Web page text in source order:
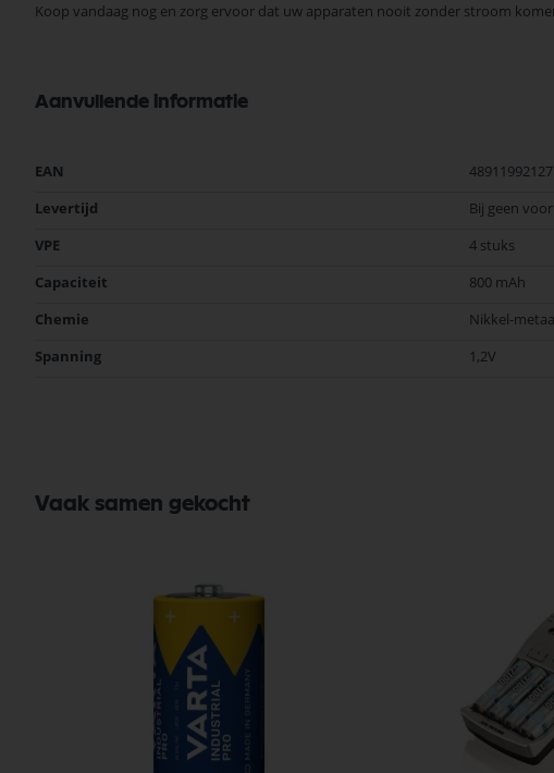
Koop vandaag nog en zorg ervoor dat uw apparaten nooit zonder stroom
Aanvullende informatie
Meer
EAN
Levertijd
Bij geen
VPE
4 stuks
Capaciteit
800 mAh
Chemie
Nikkel-
Spanning
1,2V
Vaak samen gekocht